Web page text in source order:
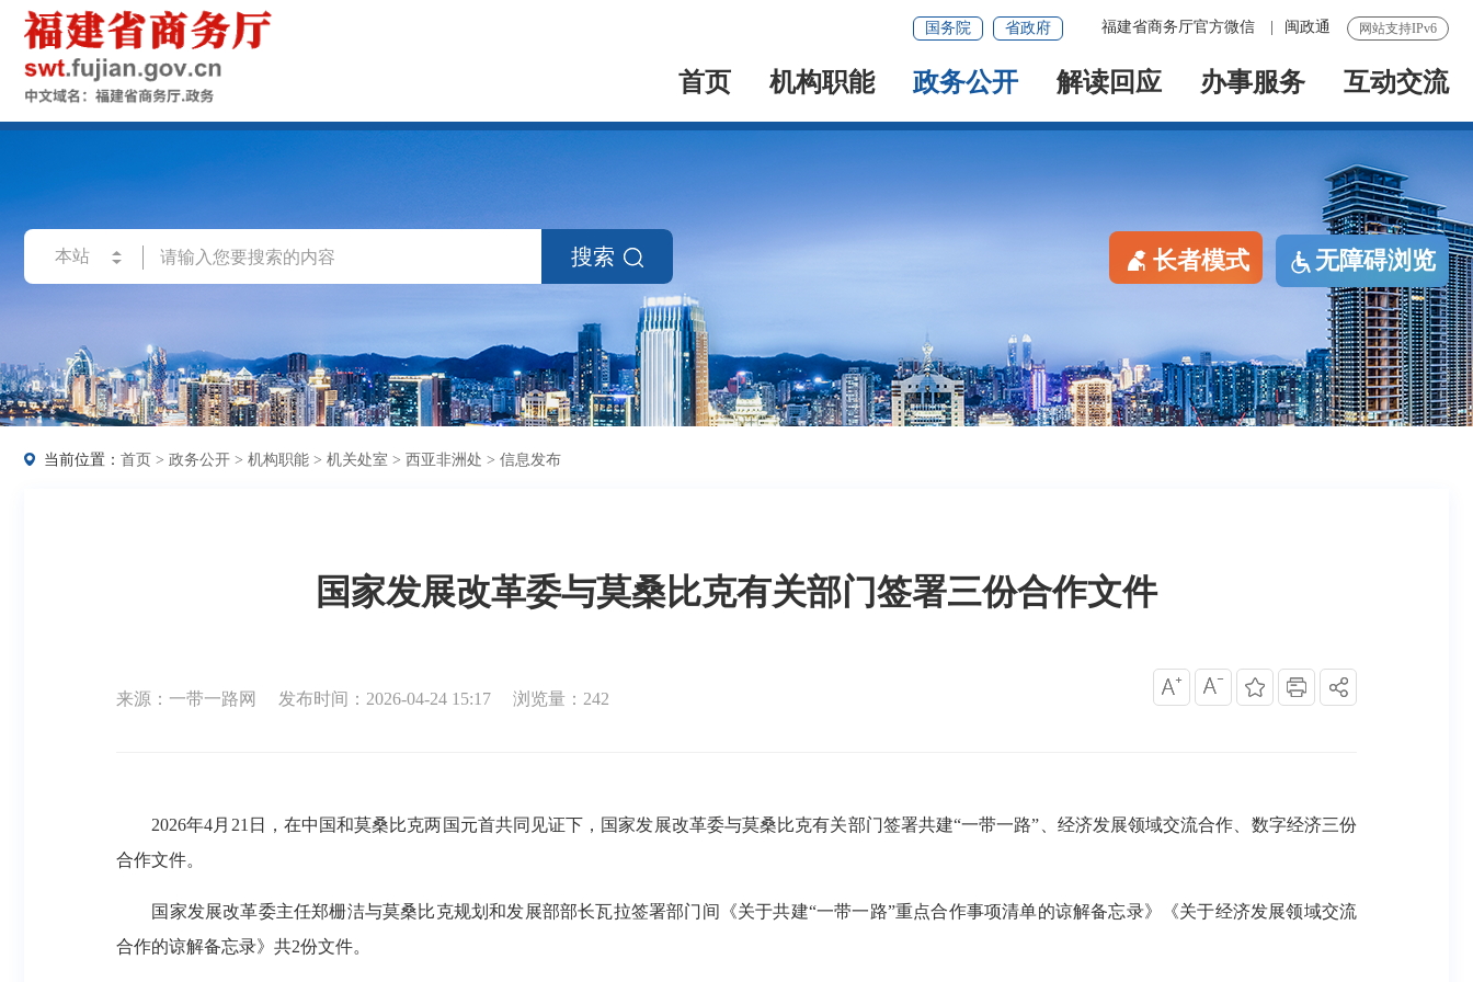
网站支持IPv6
福建省商务厅官方微信 闽政通
国务院 省政府
首页 机构职能 政务公开 解读回应 办事服务 互动交流
搜索 长者模式 无障碍浏览
当前位置： 首页 > 政务公开 > 机构职能 > 机关处室 > 西亚非洲处 > 信息发布
国家发展改革委与莫桑比克有关部门签署三份合作文件
来源：一带一路网 发布时间：2026-04-24 15:17 浏览量：242
2026年4月21日，在中国和莫桑比克两国元首共同见证下，国家发展改革委与莫桑比克有关部门签署共建“一带一路”、经济发展领域交流合作、数字经济三份
合作文件。
国家发展改革委主任郑栅洁与莫桑比克规划和发展部部长瓦拉签署部门间《关于共建“一带一路”重点合作事项清单的谅解备忘录》《关于经济发展领域交流
合作的谅解备忘录》共2份文件。